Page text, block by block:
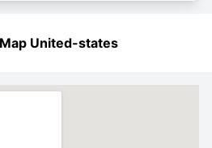
United-states